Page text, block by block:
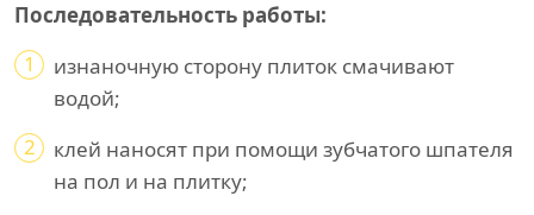
Последовательность работы:
1
изнаночную сторону плиток смачивают
водой;
2
клей наносят при помощи зубчатого шпателя
на пол и на плитку;